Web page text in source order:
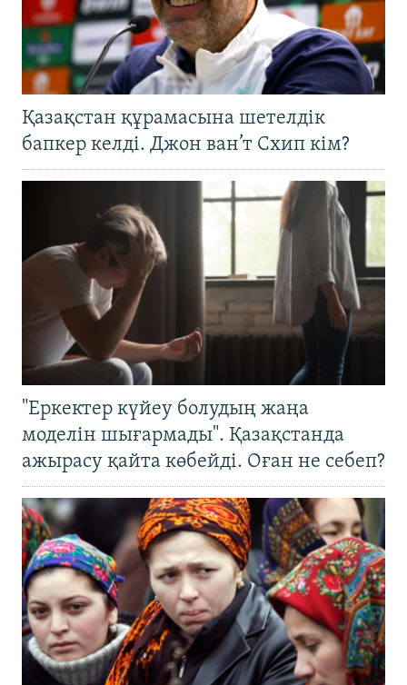
Қазақстан құрамасына шетелдік
бапкер келді. Джон ван’т Схип кім?
"Еркектер күйеу болудың жаңа
моделін шығармады". Қазақстанда
ажырасу қайта көбейді. Оған не себеп?